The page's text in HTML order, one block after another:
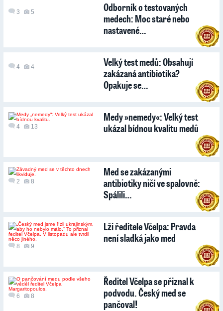
3 5
Odborník o testovaných
medech: Moc staré nebo
nastavené…
4 4
Velký test medů: Obsahují
zakázaná antibiotika?
Opakuje se…
4 13
Medy »nemedy«: Velký test
ukázal bídnou kvalitu medů
2 8
Med se zakázanými
antibiotiky ničí ve spalovně:
Spálili…
8 9
Lži ředitele Včelpa: Pravda
není sladká jako med
6 8
Ředitel Včelpa se přiznal k
podvodu. Český med se
pančoval!